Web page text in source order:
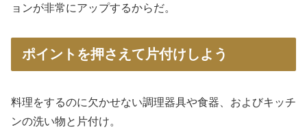
ョンが非常にアップするからだ。
ポイントを押さえて片付けしよう
料理をするのに欠かせない調理器具や食器、およびキッチ
ンの洗い物と片付け。